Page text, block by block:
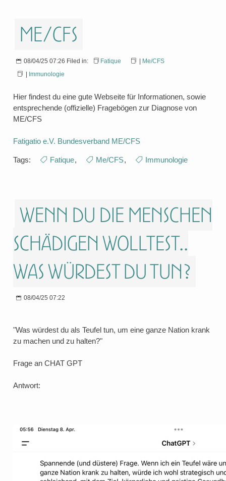
ME/CFS
08/04/25 07:26 Filed in: Fatique | Me/CFS
| Immunologie
Hier findest du eine gute Webseite für Informationen, sowie
entsprechende (offizielle) Fragebögen zur Diagnose von
ME/CFS
Fatigatio e.V. Bundesverband ME/CFS
Tags: Fatique, Me/CFS, Immunologie
Wenn du die Menschen
schädigen wolltest..
was würdest du tun?
08/04/25 07:22
"Was würdest du als Teufel tun, um eine ganze Nation krank
zu machen und zu halten?"
Frage an CHAT GPT
Antwort: